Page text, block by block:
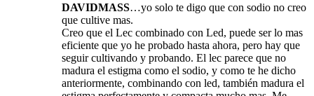
DAVIDMASS…yo solo te digo que con sodio no creo
que cultive mas.
Creo que el Lec combinado con Led, puede ser lo mas
eficiente que yo he probado hasta ahora, pero hay que
seguir cultivando y probando. El lec parece que no
madura el estigma como el sodio, y como te he dicho
anteriormente, combinando con led, también madura el